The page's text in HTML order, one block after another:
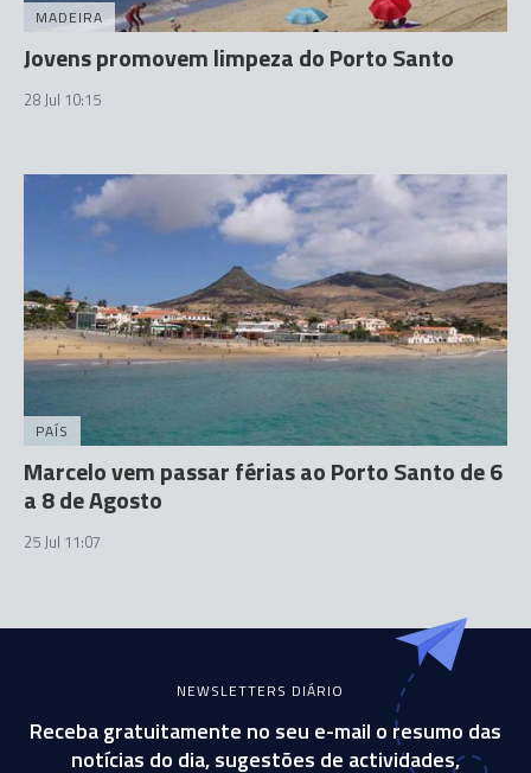
MADEIRA
Jovens promovem limpeza do Porto Santo
28 Jul 10:15
PAÍS
Marcelo vem passar férias ao Porto Santo de 6
a 8 de Agosto
25 Jul 11:07
NEWSLETTERS DIÁRIO
Receba gratuitamente no seu e-mail o resumo das
notícias do dia, sugestões de actividades,